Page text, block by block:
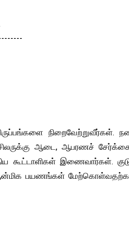
நிறைவேற்றுவீர்கள்.
ஆடை, ஆபரணச் சேர்க்கை
கூட்டாளிகள் இணைவார்கள்.
பயணங்கள் மேற்கொள்வதற்கான